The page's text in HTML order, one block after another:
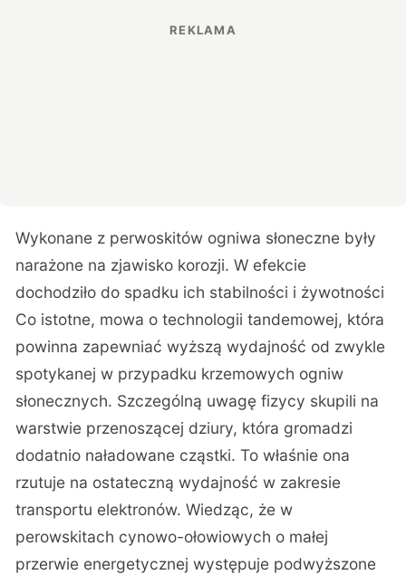
Wykonane z perwoskitów ogniwa słoneczne były
narażone na zjawisko korozji. W efekcie
dochodziło do spadku ich stabilności i żywotności
Co istotne, mowa o technologii tandemowej, która
powinna zapewniać wyższą wydajność od zwykle
spotykanej w przypadku krzemowych ogniw
słonecznych. Szczególną uwagę fizycy skupili na
warstwie przenoszącej dziury, która gromadzi
dodatnio naładowane cząstki. To właśnie ona
rzutuje na ostateczną wydajność w zakresie
transportu elektronów. Wiedząc, że w
perowskitach cynowo-ołowiowych o małej
przerwie energetycznej występuje podwyższone